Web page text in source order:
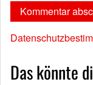
Das könnte